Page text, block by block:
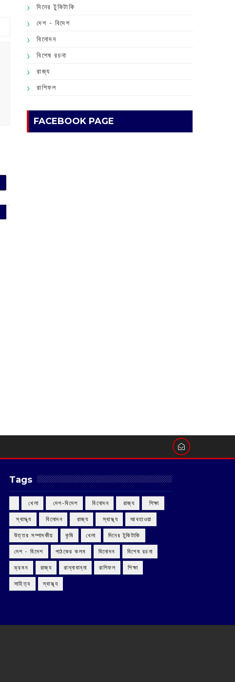
দিনের টুকিটাকি
দেশ - বিদেশ
বিনোদন
বিশেষ রচনা
রাজ্য
রাশিফল
FACEBOOK PAGE
Tags
‌ খেলা ‌ দেশ-বিদেশ ‌ বিনোদন ‌ রাজ্য ‌ শিক্ষা
‌ স্বাস্থ্য ‌ বিনোদন ‌ রাজ্য ‌ স্বাস্থ্য আবহাওয়া
উত্তর সম্পাদকীয় কৃষি খেলা দিনের টুকিটাকি
দেশ - বিদেশ পাঠকের কলম বিনোদন বিশেষ রচনা
ভ্রমন রাজ্য রান্নাবান্না রাশিফল শিক্ষা
সাহিত্য স্বাস্থ্য